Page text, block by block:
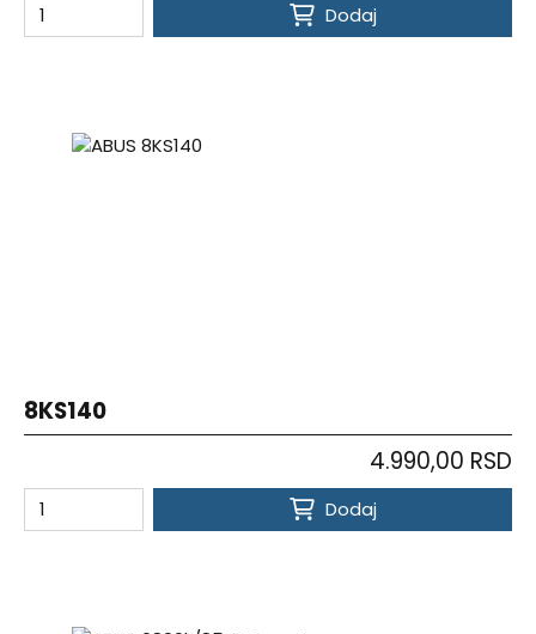
Dodaj
8KS140
4.990,00 RSD
Dodaj